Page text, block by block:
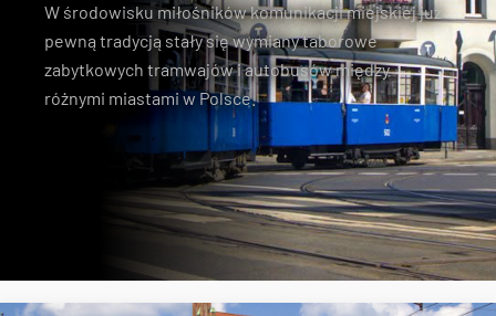
W środowisku miłośników komunikacji miejskiej już
pewną tradycją stały się wymiany taborowe
zabytkowych tramwajów i autobusów między
różnymi miastami w Polsce.